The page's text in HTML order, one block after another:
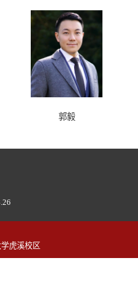
郭毅
.26
虎溪校区